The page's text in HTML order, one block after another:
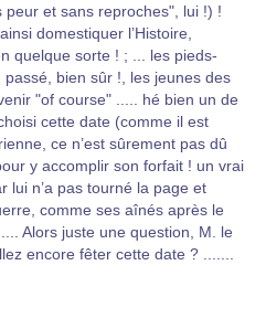
peur et sans reproches", lui !) !
domestiquer l’Histoire,
quelque sorte ! ; ... les pieds-
passé, bien sûr !, les jeunes des
"of course" ..... hé bien un de
cette date (comme il est
ce n’est sûrement pas dû
y accomplir son forfait ! un vrai
lui n’a pas tourné la page et
comme ses aînés après le
Alors juste une question, M. le
encore fêter cette date ? .......